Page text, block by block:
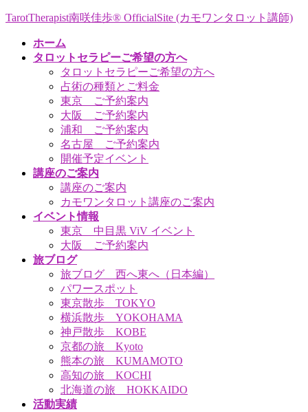
コ
ナ
TarotTherapist南咲佳歩® OfficialSite (カモワンタロット講師)
ホーム
タロットセラピーご希望の方へ
タロットセラピーご希望の方へ
占術の種類とご料金
東京 ご予約案内
大阪 ご予約案内
浦和 ご予約案内
名古屋 ご予約案内
開催予定イベント
講座のご案内
講座のご案内
カモワンタロット講座のご案内
イベント情報
東京 中目黒 ViV イベント
大阪 ご予約案内
旅ブログ
旅ブログ 西へ東へ（日本編）
パワースポット
東京散歩 TOKYO
横浜散歩 YOKOHAMA
神戸散歩 KOBE
京都の旅 Kyoto
熊本の旅 KUMAMOTO
高知の旅 KOCHI
北海道の旅 HOKKAIDO
活動実績